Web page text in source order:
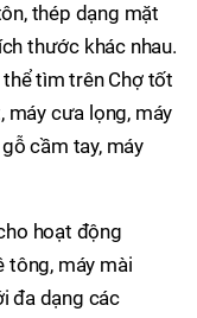
thép dạng mặt
thước khác nhau.
tìm trên Chợ tốt
máy cưa lọng, máy
cầm tay, máy
hoạt động
tông, máy mài
đa dạng các